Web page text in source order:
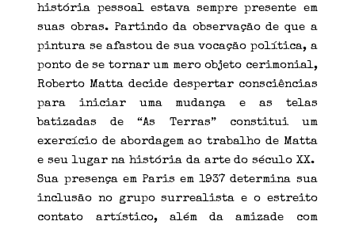
história pessoal estava sempre presente em
suas obras. Partindo da observação de que a
pintura se afastou de sua vocação política, a
ponto de se tornar um mero objeto cerimonial,
Roberto Matta decide despertar consciências
para iniciar uma mudança e as telas
batizadas de “As Terras” constitui um
exercício de abordagem ao trabalho de Matta
e seu lugar na história da arte do século XX.
Sua presença em Paris em 1937 determina sua
inclusão no grupo surrealista e o estreito
contato artístico, além da amizade com